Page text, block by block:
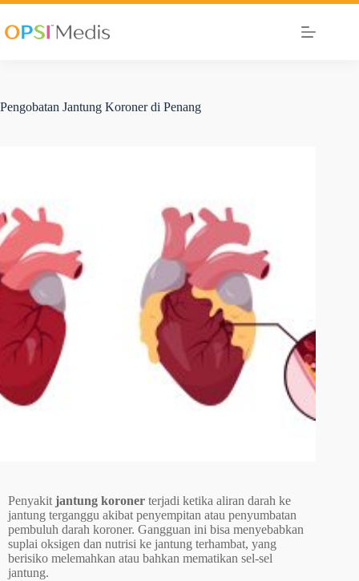
Pengobatan Jantung Koroner di Penang
Penyakit jantung koroner terjadi ketika aliran darah ke
jantung terganggu akibat penyempitan atau penyumbatan
pembuluh darah koroner. Gangguan ini bisa menyebabkan
suplai oksigen dan nutrisi ke jantung terhambat, yang
berisiko melemahkan atau bahkan mematikan sel-sel
jantung.